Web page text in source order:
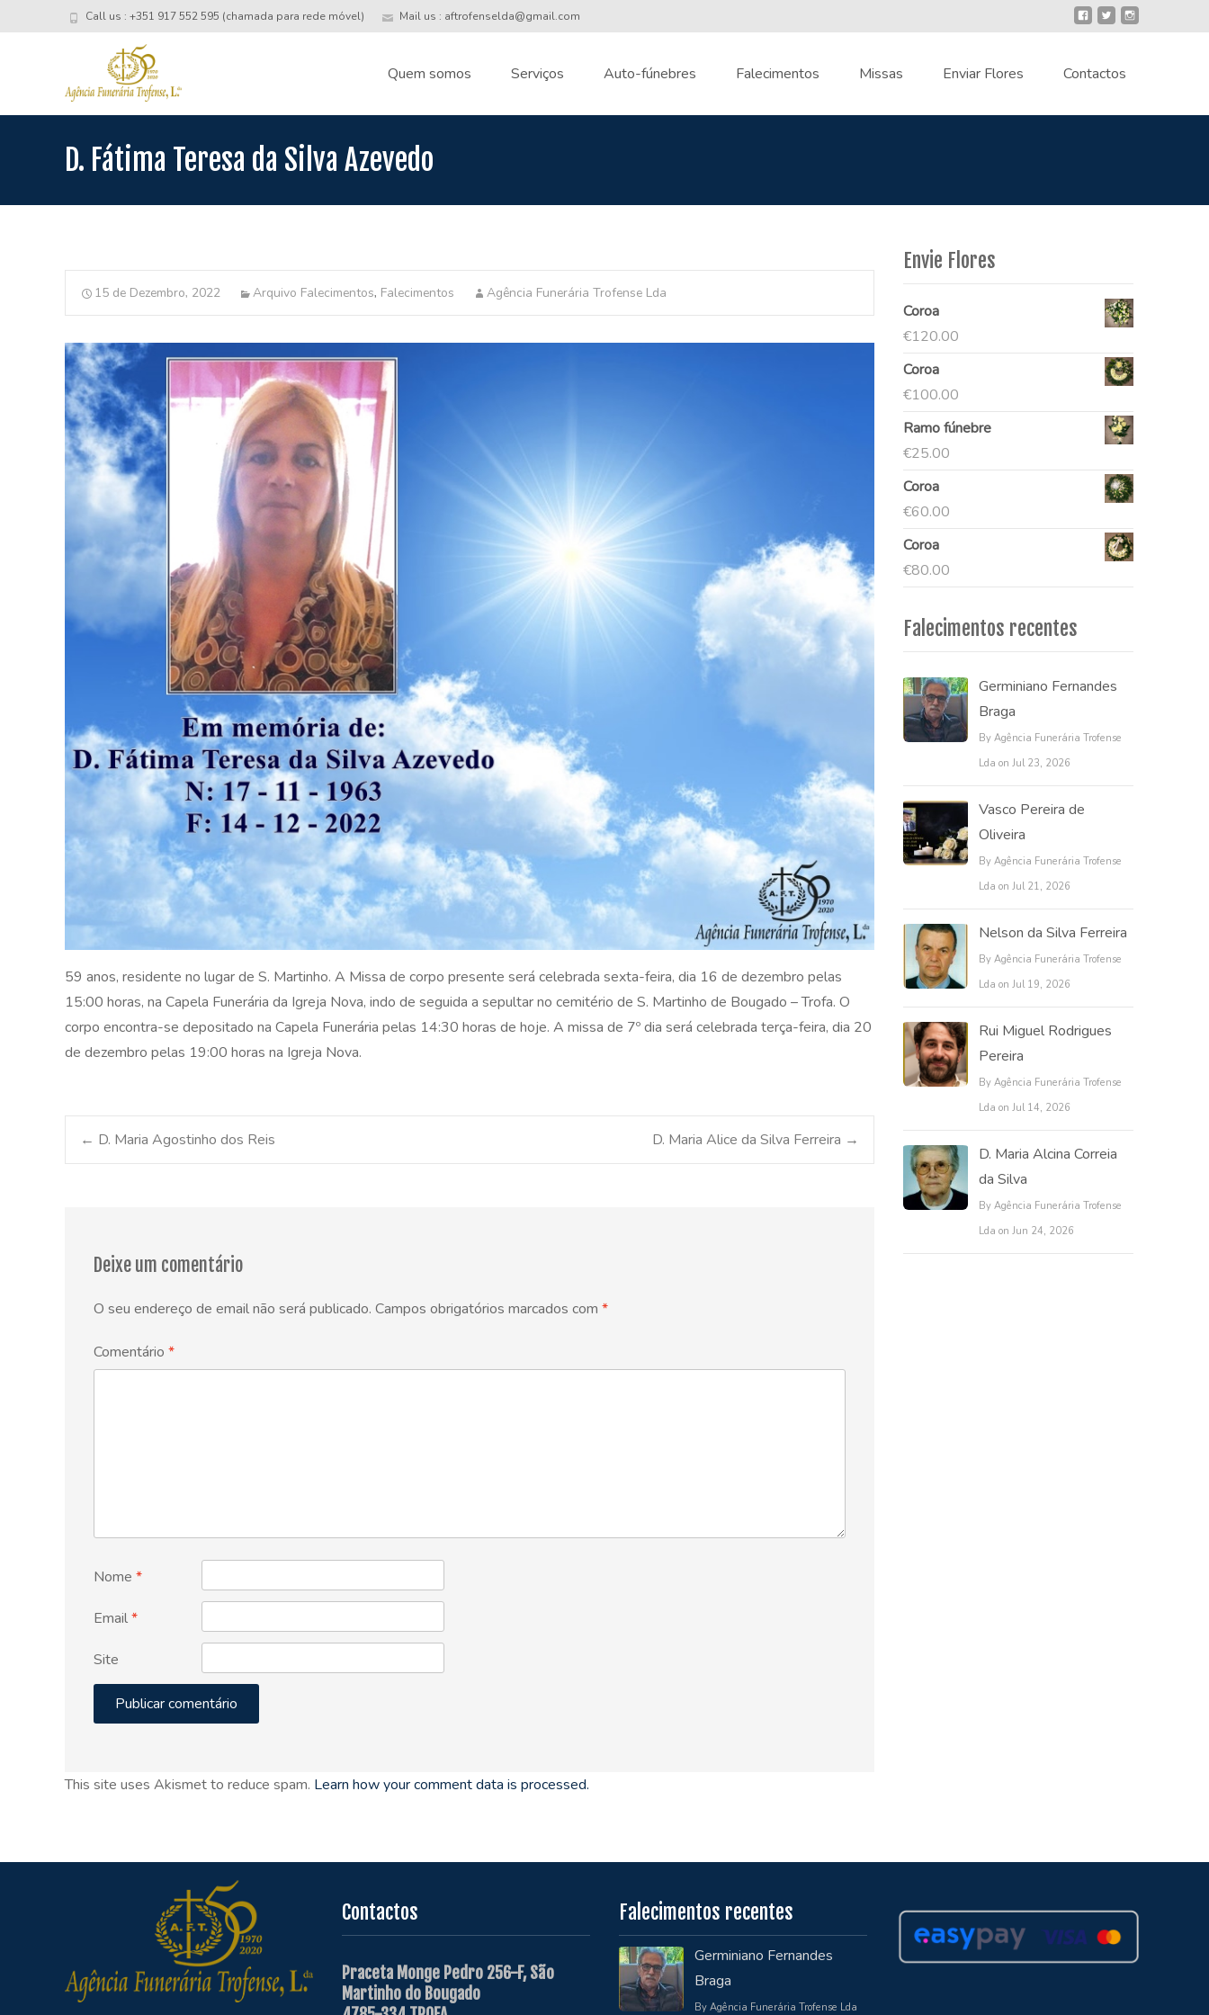
Call us : +351 917 552 595 (chamada para rede móvel) Mail us : aftrofenselda@gmail.com
Quem somos Serviços Auto-fúnebres Falecimentos Missas Enviar Flores Contactos
D. Fátima Teresa da Silva Azevedo
15 de Dezembro, 2022 Arquivo Falecimentos, Falecimentos Agência Funerária Trofense Lda
59 anos, residente no lugar de S. Martinho. A Missa de corpo presente será celebrada sexta-feira, dia 16 de dezembro pelas
15:00 horas, na Capela Funerária da Igreja Nova, indo de seguida a sepultar no cemitério de S. Martinho de Bougado – Trofa. O
corpo encontra-se depositado na Capela Funerária pelas 14:30 horas de hoje. A missa de 7º dia será celebrada terça-feira, dia 20
de dezembro pelas 19:00 horas na Igreja Nova.
Post
← D. Maria Agostinho dos Reis D. Maria Alice da Silva Ferreira →
Deixe um comentário
O seu endereço de email não será publicado. Campos obrigatórios marcados com *
Comentário *
Nome *
Email*
Site
This site uses Akismet to reduce spam. Learn how your comment data is processed.
Envie Flores
Coroa
€120.00
Coroa
€100.00
Ramo fúnebre
€25.00
Coroa
€60.00
Coroa
€80.00
Falecimentos recentes
Germiniano Fernandes
Braga
By Agência Funerária Trofense
Lda on Jul 23, 2026
Vasco Pereira de
Oliveira
By Agência Funerária Trofense
Lda on Jul 21, 2026
Nelson da Silva Ferreira
By Agência Funerária Trofense
Lda on Jul 19, 2026
Rui Miguel Rodrigues
Pereira
By Agência Funerária Trofense
Lda on Jul 14, 2026
D. Maria Alcina Correia
da Silva
By Agência Funerária Trofense
Lda on Jun 24, 2026
Contactos
Praceta Monge Pedro 256-F, São
Martinho do Bougado
Falecimentos recentes
Germiniano Fernandes
Braga
By Agência Funerária Trofense Lda